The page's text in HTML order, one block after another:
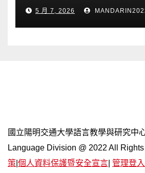
5 月 7, 2026
國立陽明交通大學語言教學與研究中
Language Division @ 2022 All
策 個人資料保護暨安全宣言 管理登入